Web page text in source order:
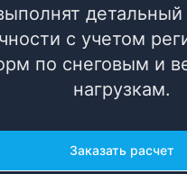
детальный
с учетом
по снеговым и
нагрузкам.
Заказать расчет